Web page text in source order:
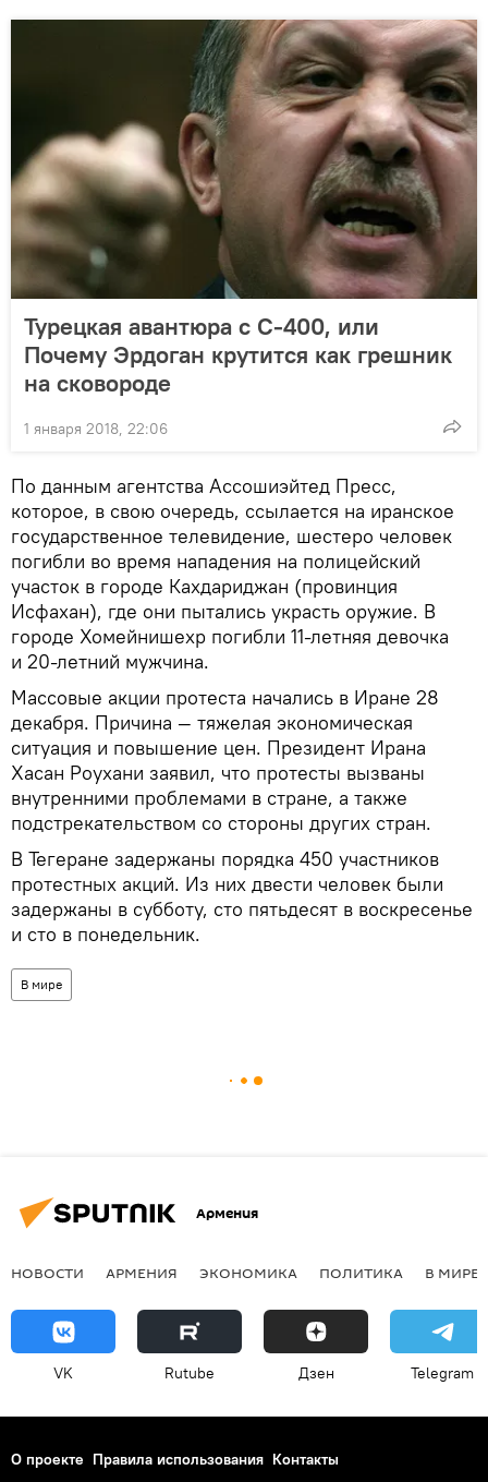
Турецкая авантюра с С-400, или
Почему Эрдоган крутится как грешник
на сковороде
1 января 2018, 22:06
По данным агентства Ассошиэйтед Пресс,
которое, в свою очередь, ссылается на иранское
государственное телевидение, шестеро человек
погибли во время нападения на полицейский
участок в городе Кахдариджан (провинция
Исфахан), где они пытались украсть оружие. В
городе Хомейнишехр погибли 11-летняя девочка
и 20-летний мужчина.
Массовые акции протеста начались в Иране 28
декабря. Причина — тяжелая экономическая
ситуация и повышение цен. Президент Ирана
Хасан Роухани заявил, что протесты вызваны
внутренними проблемами в стране, а также
подстрекательством со стороны других стран.
В Тегеране задержаны порядка 450 участников
протестных акций. Из них двести человек были
задержаны в субботу, сто пятьдесят в воскресенье
и сто в понедельник.
В мире
Армения
НОВОСТИ АРМЕНИЯ ЭКОНОМИКА ПОЛИТИКА В МИРЕ
VK Rutube Дзен Telegram
О проекте Правила использования Контакты